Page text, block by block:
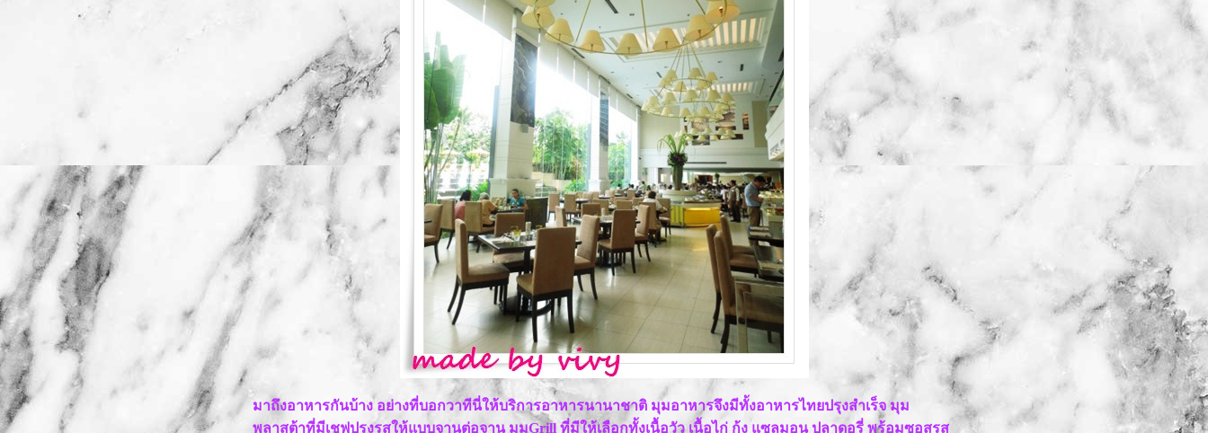
มาถึงอาหารกันบ้าง อย่างที่บอกวาทีนี่ให้บริการอาหารนานาชาติ มุมอาหารจึงมีทั้งอาหารไทยปรุงสำเร็จ มุม
พลาสต้าที่มีเชฟปรุงรสให้แบบจานต่อจาน มุมGrill ที่มีให้เลือกทั้งเนื้อวัว เนื้อไก่ กุ้ง แซลมอน ปลาดอรี่ พร้อมซอสรส